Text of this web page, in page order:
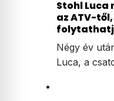
Stohl
az ATV-
Négy év
Luca, a